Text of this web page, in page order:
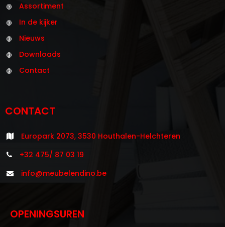
Assortiment
In de kijker
Nieuws
Downloads
Contact
CONTACT
Europark 2073, 3530 Houthalen-Helchteren
+32 475/ 87 03 19
info@meubelendino.be
OPENINGSUREN